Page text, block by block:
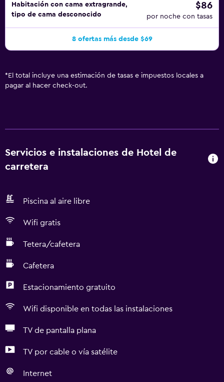
Habitación con cama extragrande,
tipo de cama desconocido
$86
por noche con tasas
8 ofertas más desde $69
* El total incluye una estimación de tasas e impuestos locales a
pagar al hacer check-out.
Servicios e instalaciones de Hotel de
carretera
Piscina al aire libre
Wifi gratis
Tetera/cafetera
Cafetera
Estacionamiento gratuito
Wifi disponible en todas las instalaciones
TV de pantalla plana
TV por cable o vía satélite
Internet